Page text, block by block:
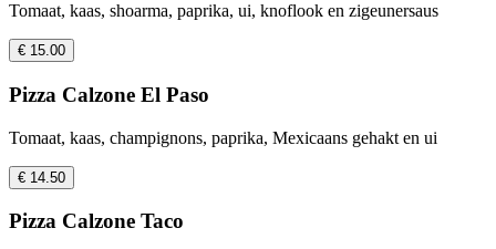
Tomaat, kaas, shoarma, paprika, ui, knoflook en zigeunersaus
€ 15.00
Pizza Calzone El Paso
Tomaat, kaas, champignons, paprika, Mexicaans gehakt en ui
€ 14.50
Pizza Calzone Taco